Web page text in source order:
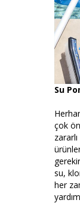
Su
çok
su,
her